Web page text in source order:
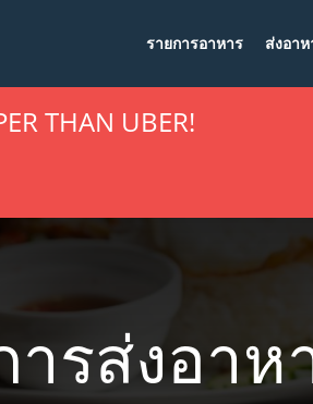
รายการอาหาร ส่งอา
THAN UBER!
รส่งอาห